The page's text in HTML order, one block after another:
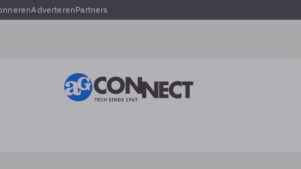
AdverterenPartners